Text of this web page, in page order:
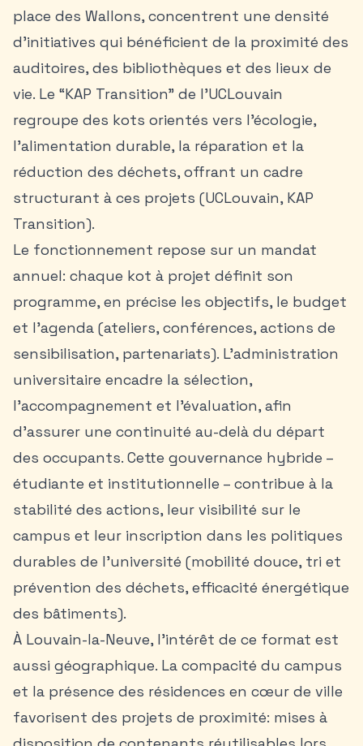
place des Wallons, concentrent une densité
d’initiatives qui bénéficient de la proximité des
auditoires, des bibliothèques et des lieux de
vie. Le “KAP Transition” de l’UCLouvain
regroupe des kots orientés vers l’écologie,
l’alimentation durable, la réparation et la
réduction des déchets, offrant un cadre
structurant à ces projets (UCLouvain, KAP
Transition).
Le fonctionnement repose sur un mandat
annuel: chaque kot à projet définit son
programme, en précise les objectifs, le budget
et l’agenda (ateliers, conférences, actions de
sensibilisation, partenariats). L’administration
universitaire encadre la sélection,
l’accompagnement et l’évaluation, afin
d’assurer une continuité au-delà du départ
des occupants. Cette gouvernance hybride –
étudiante et institutionnelle – contribue à la
stabilité des actions, leur visibilité sur le
campus et leur inscription dans les politiques
durables de l’université (mobilité douce, tri et
prévention des déchets, efficacité énergétique
des bâtiments).
À Louvain-la-Neuve, l’intérêt de ce format est
aussi géographique. La compacité du campus
et la présence des résidences en cœur de ville
favorisent des projets de proximité: mises à